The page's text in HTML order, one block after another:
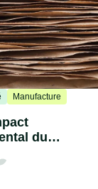
Manufacture
du